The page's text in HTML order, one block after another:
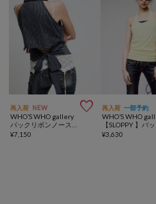
再入荷 NEW 
WHO’S WHO gallery
¥7,150
再入荷 一部予約
WHO’S WHO
¥3,630